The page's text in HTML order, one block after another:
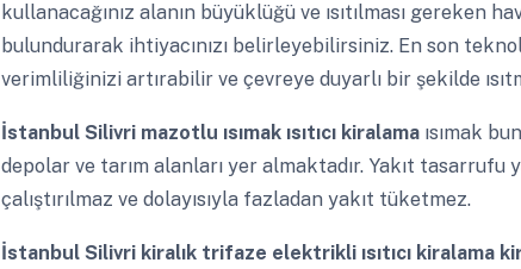
kullanacağınız alanın büyüklüğü ve ısıtılması gereken
bulundurarak ihtiyacınızı belirleyebilirsiniz. En son
verimliliğinizi artırabilir ve çevreye duyarlı bir şekilde
İstanbul Silivri mazotlu ısımak ısıtıcı kiralama ısımak
depolar ve tarım alanları yer almaktadır. Yakıt tasarrufu
çalıştırılmaz ve dolayısıyla fazladan yakıt tüketmez.
İstanbul Silivri kiralık trifaze elektrikli ısıtıcı kiralama